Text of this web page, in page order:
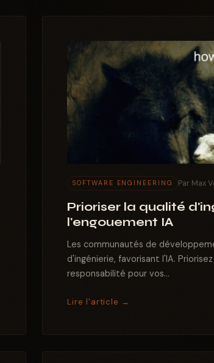
SOFTWARE ENGINEERING Par Max
Prioriser la qualité
l'engouement IA
Les communautés de
d'ingénierie, favorisant l'IA.
responsabilité pour vos...
Lire l'article →